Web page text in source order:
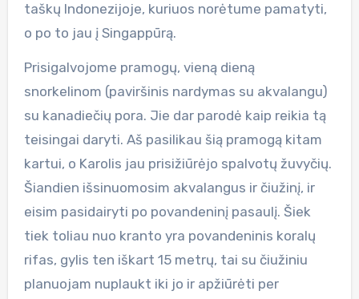
taškų Indonezijoje, kuriuos norėtume pamatyti,
o po to jau į Singappūrą.
Prisigalvojome pramogų, vieną dieną
snorkelinom (paviršinis nardymas su akvalangu)
su kanadiečių pora. Jie dar parodė kaip reikia tą
teisingai daryti. Aš pasilikau šią pramogą kitam
kartui, o Karolis jau prisižiūrėjo spalvotų žuvyčių.
Šiandien išsinuomosim akvalangus ir čiužinį, ir
eisim pasidairyti po povandeninį pasaulį. Šiek
tiek toliau nuo kranto yra povandeninis koralų
rifas, gylis ten iškart 15 metrų, tai su čiužiniu
planuojam nuplaukt iki jo ir apžiūrėti per